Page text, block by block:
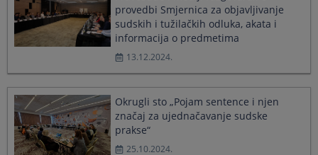
provedbi Smjernica za objavljivanje
sudskih i tužilačkih odluka, akata i
informacija o predmetima
13.12.2024.
Okrugli sto „Pojam sentence i njen
značaj za ujednačavanje sudske
prakse“
25.10.2024.